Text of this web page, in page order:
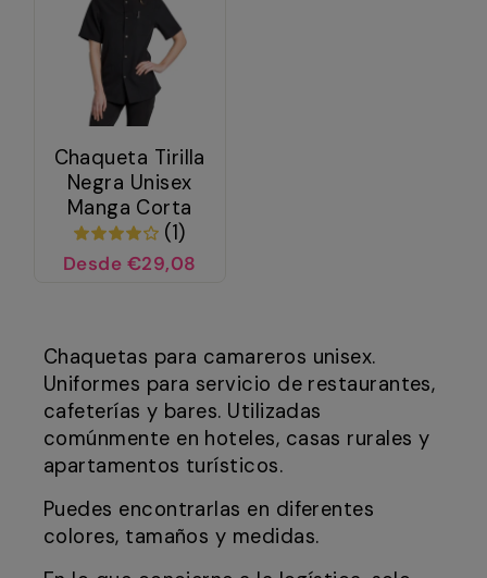
Chaqueta Tirilla
Negra Unisex
Manga Corta
(1)
Desde €29,08
Chaquetas para camareros unisex.
Uniformes para servicio de restaurantes,
cafeterías y bares. Utilizadas
comúnmente en hoteles, casas rurales y
apartamentos turísticos.
Puedes encontrarlas en diferentes
colores, tamaños y medidas.